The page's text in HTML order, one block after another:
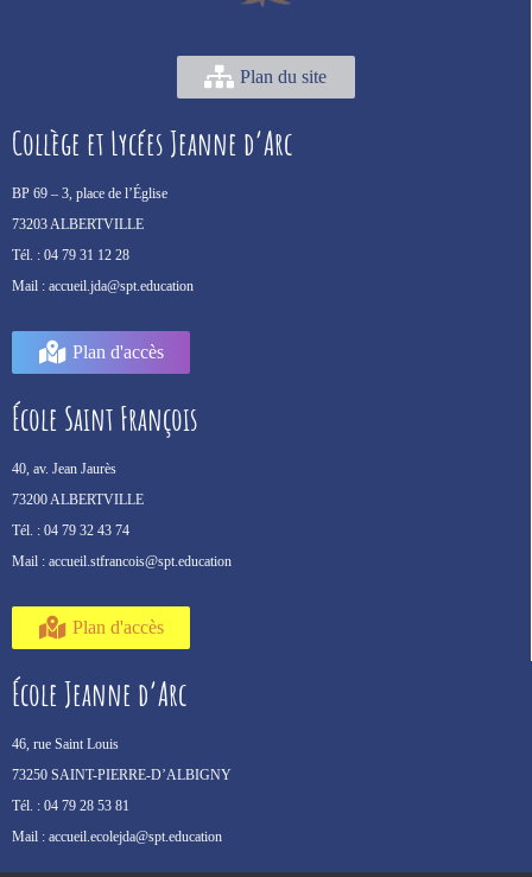
Plan du site
Collège et Lycées Jeanne d’Arc
BP 69 – 3, place de l’Église
73203 ALBERTVILLE
Tél. : 04 79 31 12 28
Mail : accueil.jda@spt.education
Plan d'accès
École Saint François
40, av. Jean Jaurès
73200 ALBERTVILLE
Tél. : 04 79 32 43 74
Mail : accueil.stfrancois@spt.education
Plan d'accès
École Jeanne d’Arc
46, rue Saint Louis
73250 SAINT-PIERRE-D’ALBIGNY
Tél. : 04 79 28 53 81
Mail : accueil.ecolejda@spt.education